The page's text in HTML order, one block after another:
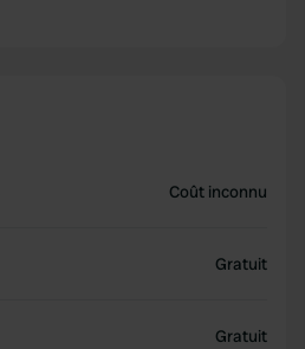
Coût inconnu
Gratuit
Gratuit